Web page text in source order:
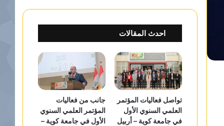
احدث المقالات
تواصل فعاليات المؤتمر
العلمي السنوي الأول
في جامعة كوية – أربيل
جانب من فعاليات
المؤتمر العلمي السنوي
الأول في جامعة كوية –